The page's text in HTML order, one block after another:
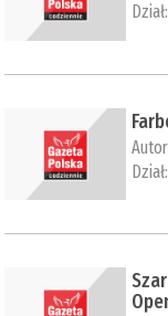
Dział: